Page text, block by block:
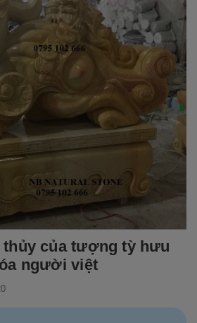
thủy của tượng tỳ hưu
người việt